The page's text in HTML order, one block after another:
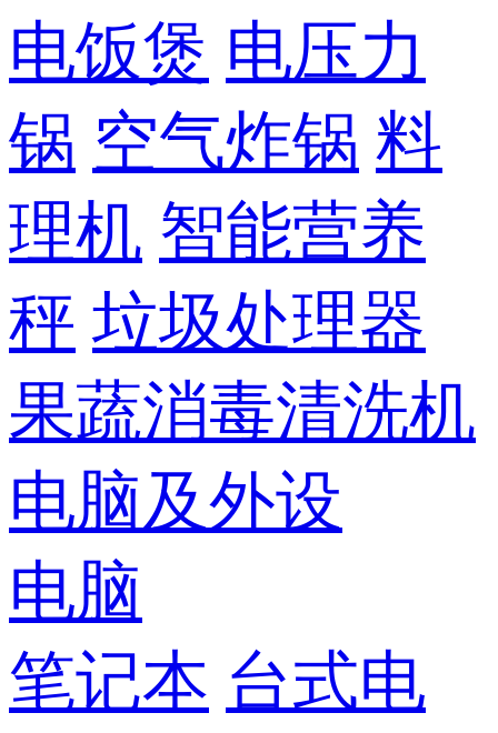
电饭煲 电压力
锅 空气炸锅 料
理机 智能营养
秤 垃圾处理器
果蔬消毒清洗机
电脑及外设
电脑
笔记本 台式电